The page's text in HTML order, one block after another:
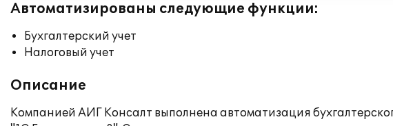
Автоматизированы следующие функции:
Бухгалтерский учет
Налоговый учет
Описание
Компанией АИГ Консалт выполнена автоматизация